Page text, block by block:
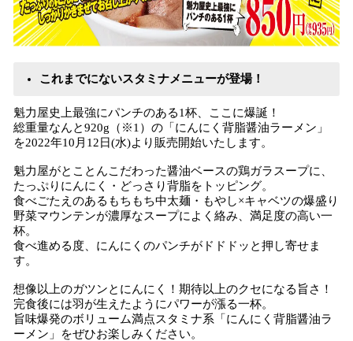
これまでにないスタミナメニューが登場！
魁力屋史上最強にパンチのある1杯、ここに爆誕！
総重量なんと920g（※1）の「にんにく背脂醤油ラーメン」
を2022年10月12日(水)より販売開始いたします。
魁力屋がとことんこだわった醤油ベースの鶏ガラスープに、
たっぷりにんにく・どっさり背脂をトッピング。
食べごたえのあるもちもち中太麺・もやし×キャベツの爆盛り
野菜マウンテンが濃厚なスープによく絡み、満足度の高い一
杯。
食べ進める度、にんにくのパンチがドドドッと押し寄せま
す。
想像以上のガツンとにんにく！期待以上のクセになる旨さ！
完食後には羽が生えたようにパワーが漲る一杯。
旨味爆発のボリューム満点スタミナ系「にんにく背脂醤油ラ
ーメン」をぜひお楽しみください。